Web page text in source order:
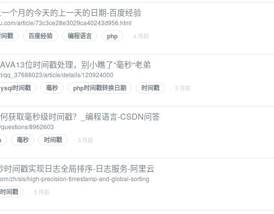
个月的今天的上一天的日期-百度经验
article/73c3ce28e3029ca40243d956.html
戳 百度经验 编程语言 php · 4 月前
位时间戳处理，别小瞧了“毫秒“老弟
qq_37688023/article/details/120924000
时间戳 毫秒 php时间戳转换日期 时间戳 · 3 月前
获取毫秒级时间戳？_编程语言-CSDN问答
8962603
毫秒 时间戳 · 3 月前
时间戳实现日志全局排序-日志服务-阿里云
zh/sls/high-precision-timestamp-and-global-sorting
时间戳 · 3 月前